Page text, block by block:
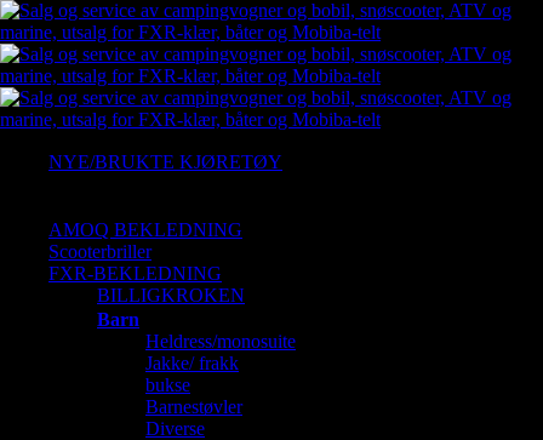
NYE/BRUKTE KJØRETØY
AMOQ BEKLEDNING
Scooterbriller
FXR-BEKLEDNING
BILLIGKROKEN
Barn
Heldress/monosuite
Jakke/ frakk
bukse
Barnestøvler
Diverse